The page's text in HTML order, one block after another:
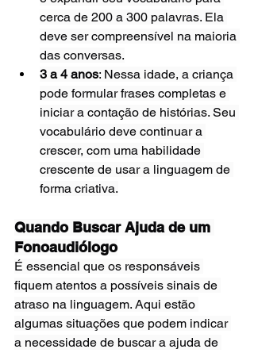
cerca de 200 a 300 palavras. Ela
deve ser compreensível na maioria
das conversas.
3 a 4 anos: Nessa idade, a criança
pode formular frases completas e
iniciar a contação de histórias. Seu
vocabulário deve continuar a
crescer, com uma habilidade
crescente de usar a linguagem de
forma criativa.
Quando Buscar Ajuda de um
Fonoaudiólogo
É essencial que os responsáveis
fiquem atentos a possíveis sinais de
atraso na linguagem. Aqui estão
algumas situações que podem indicar
a necessidade de buscar a ajuda de